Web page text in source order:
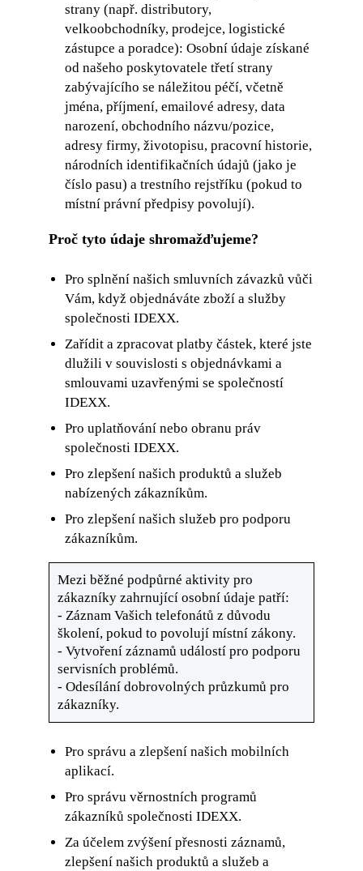
strany (např. distributory,
velkoobchodníky, prodejce, logistické
zástupce a poradce): Osobní údaje získané
od našeho poskytovatele třetí strany
zabývajícího se náležitou péčí, včetně
jména, příjmení, emailové adresy, data
narození, obchodního názvu/pozice,
adresy firmy, životopisu, pracovní historie,
národních identifikačních údajů (jako je
číslo pasu) a trestního rejstříku (pokud to
místní právní předpisy povolují).
Proč tyto údaje shromažďujeme?
Pro splnění našich smluvních závazků vůči
Vám, když objednáváte zboží a služby
společnosti IDEXX.
Zařídit a zpracovat platby částek, které jste
dlužili v souvislosti s objednávkami a
smlouvami uzavřenými se společností
IDEXX.
Pro uplatňování nebo obranu práv
společnosti IDEXX.
Pro zlepšení našich produktů a služeb
nabízených zákazníkům.
Pro zlepšení našich služeb pro podporu
zákazníkům.
Mezi běžné podpůrné aktivity pro
zákazníky zahrnující osobní údaje patří:
- Záznam Vašich telefonátů z důvodu
školení, pokud to povolují místní zákony.
- Vytvoření záznamů událostí pro podporu
servisních problémů.
- Odesílání dobrovolných průzkumů pro
zákazníky.
Pro správu a zlepšení našich mobilních
aplikací.
Pro správu věrnostních programů
zákazníků společnosti IDEXX.
Za účelem zvýšení přesnosti záznamů,
zlepšení našich produktů a služeb a